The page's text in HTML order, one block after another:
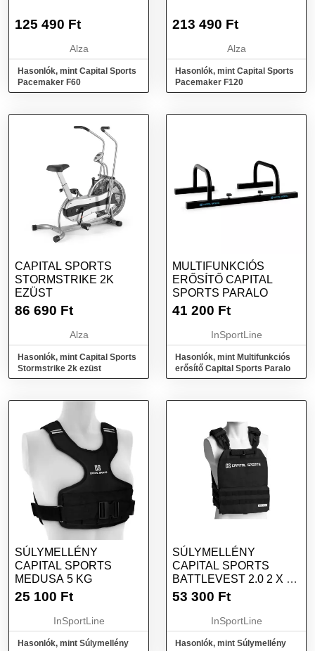
125 490 Ft
Alza
Hasonlók, mint Capital Sports
Pacemaker F60
213 490 Ft
Alza
Hasonlók, mint Capital Sports
Pacemaker F120
CAPITAL SPORTS
STORMSTRIKE 2K
EZÜST
86 690 Ft
Alza
Hasonlók, mint Capital Sports
Stormstrike 2k ezüst
MULTIFUNKCIÓS
ERŐSÍTŐ CAPITAL
SPORTS PARALO
41 200 Ft
InSportLine
Hasonlók, mint Multifunkciós
erősítő Capital Sports Paralo
SÚLYMELLÉNY
CAPITAL SPORTS
MEDUSA 5 KG
25 100 Ft
InSportLine
Hasonlók, mint Súlymellény
SÚLYMELLÉNY
CAPITAL SPORTS
BATTLEVEST 2.0 2 X 4
KG - FEKETE
53 300 Ft
InSportLine
Hasonlók, mint Súlymellény